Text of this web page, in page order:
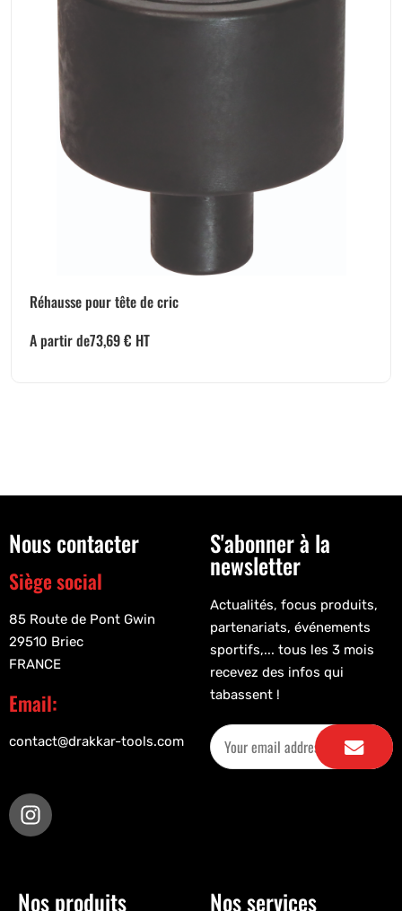
Réhausse pour tête de cric
A partir de73,69€ HT
Nous contacter
Siège social
85 Route de Pont Gwin
29510 Briec
FRANCE
Email:
contact@drakkar-tools.com
S'abonner à la
newsletter
Actualités, focus produits,
partenariats, événements
sportifs,... tous les 3 mois
recevez des infos qui
tabassent !
Nos produits Nos services